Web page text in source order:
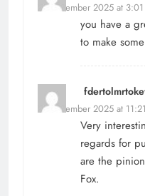
16 December 2025 at
you have a
to make
18 December 2025 at
Very
regards for
are the
Fox.